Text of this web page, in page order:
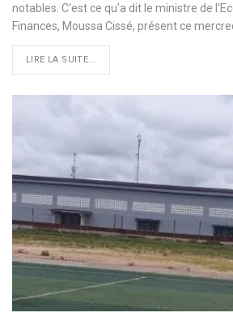
notables. C'est ce qu'a dit le ministre de
Finances, Moussa Cissé, présent ce
LIRE LA SUITE...